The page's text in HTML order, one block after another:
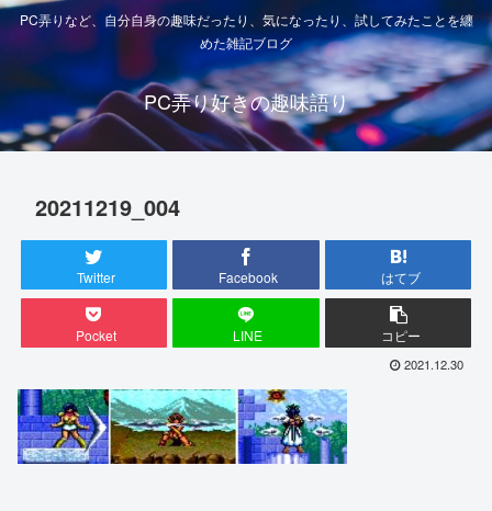
PC弄りなど、自分自身の趣味だったり、気になったり、試してみたことを纏
めた雑記ブログ
PC弄り好きの趣味語り
20211219_004
Twitter Facebook はてブ
Pocket LINE コピー
2021.12.30